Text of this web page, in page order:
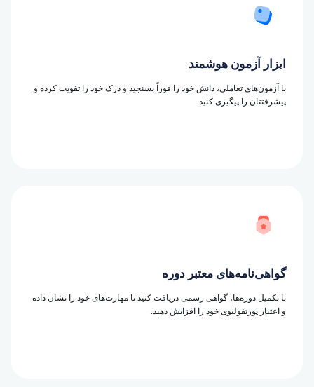
ابزار آزمون هوشمند
با آزمون‌های تعاملی، دانش خود را فوراً بسنجید و درک خود را تقویت کرده و
پیشرفتتان را پیگیری کنید.
گواهی‌نامه‌های معتبر دوره
با تکمیل دوره‌ها، گواهی رسمی دریافت کنید تا مهارت‌های خود را نشان داده
و اعتبار پورتفولیوی خود را افزایش دهید.